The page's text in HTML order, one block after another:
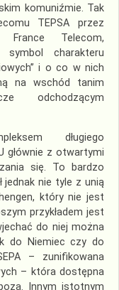
komuniźmie. Tak
TEPSA przez
France Telecom,
charakteru
i o co w nich
na wschód tanim
odchodzącym
długiego
głównie z otwartymi
się. To bardzo
jednak nie tyle z unią
który nie jest
przykładem jest
do niej można
do Niemiec czy do
– zunifikowana
– która dostępna
Innym istotnym